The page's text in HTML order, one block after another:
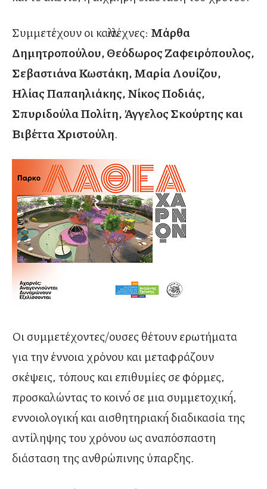
Συμμετέχουν οι καλλιτέχνες: Μάρθα
Δημητροπούλου, Θεόδωρος Ζαφειρόπουλος,
Σεβαστιάνα Κωστάκη, Μαρία Λουίζου,
Ηλίας Παπαηλιάκης, Νίκος Ποδιάς,
Σπυριδούλα Πολίτη, Άγγελος Σκούρτης και
Βιβέττα Χριστούλη.
Οι συμμετέχοντες/ουσες θέτουν ερωτήματα
για την έννοια χρόνου και μεταφράζουν
σκέψεις, τόπους και επιθυμίες σε φόρμες,
προσκαλώντας το κοινό́ σε μια συμμετοχική́,
εννοιολογική́ και αισθητηριακή́ διαδικασία της
αντίληψης του χρόνου ως αναπόσπαστη
διάσταση της ανθρώπινης ύπαρξης.